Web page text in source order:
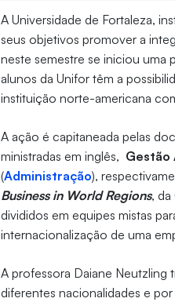
A Universidade de Fortaleza,
seus objetivos promover a
neste semestre se iniciou uma
alunos da Unifor têm a
instituição norte-americana
A ação é capitaneada pelas
ministradas em inglês, Gestão
(Administração),
Business in World Regions, da
divididos em equipes mistas
internacionalização de uma
A professora Daiane Neutzling
diferentes nacionalidades e